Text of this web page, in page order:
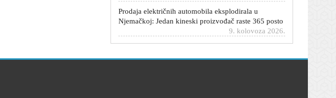
9. kolovoza 2026.
Nijemci objasnili zašto je BMW u velikom padu: